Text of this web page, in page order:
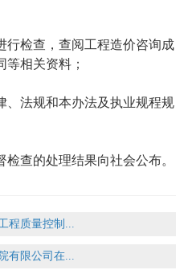
检查，查阅工程造价咨询成
相关资料；
法规和本办法及执业规程规
查的处理结果向社会公布。
程质量控制...
有限公司在...